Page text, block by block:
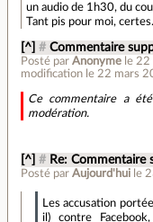
un audio de 1h30, du
Tant pis pour moi, certes.
[^] # Commentaire
Posté parAnonyme le
modification le 22 mars
Ce commentaire a
modération.
[^] # Re: Commentaire
Posté parAujourd'hui le
Les accusation
il) contre